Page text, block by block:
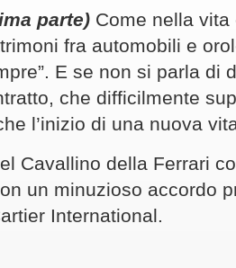
parte)Come nella vita
fra automobili e
E se non si parla di
che difficilmente
l’inizio di una nuova
Cavallino della Ferrari
un minuzioso accordo
International.